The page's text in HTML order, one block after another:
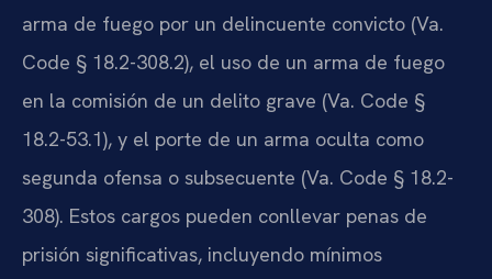
arma de fuego por un delincuente convicto (Va.
Code § 18.2-308.2), el uso de un arma de fuego
en la comisión de un delito grave (Va. Code §
18.2-53.1), y el porte de un arma oculta como
segunda ofensa o subsecuente (Va. Code § 18.2-
308). Estos cargos pueden conllevar penas de
prisión significativas, incluyendo mínimos